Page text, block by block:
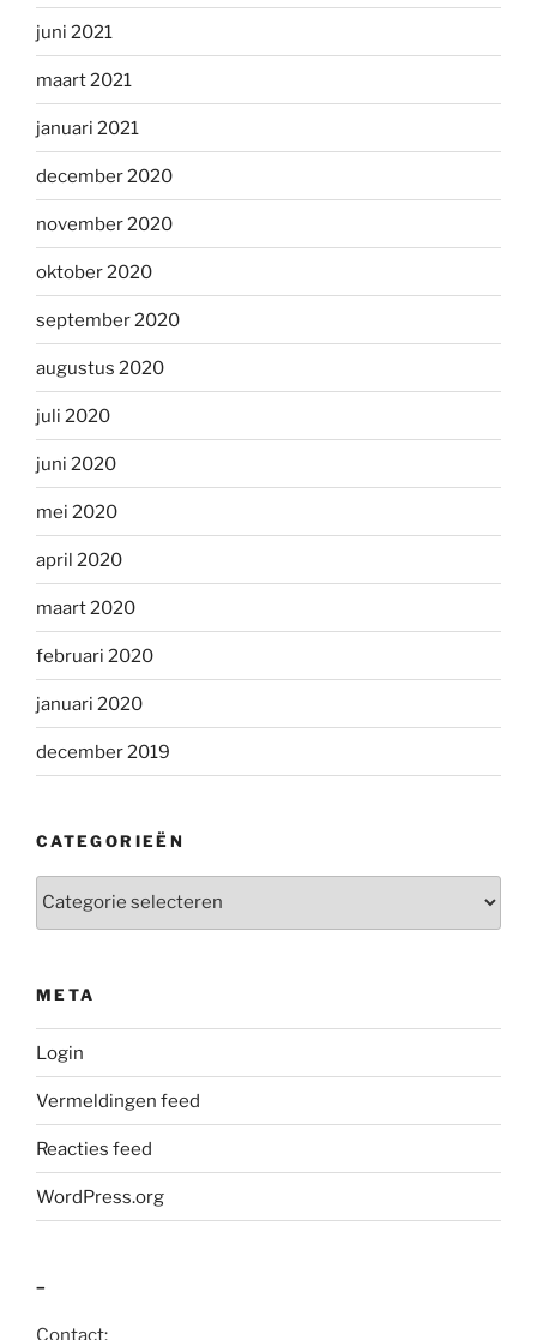
juni 2021
maart 2021
januari 2021
december 2020
november 2020
oktober 2020
september 2020
augustus 2020
juli 2020
juni 2020
mei 2020
april 2020
maart 2020
februari 2020
januari 2020
december 2019
CATEGORIEËN
Categorieën
META
Login
Vermeldingen feed
Reacties feed
WordPress.org
–
Contact: